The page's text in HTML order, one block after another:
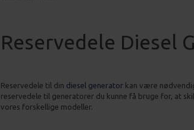
Reservedele Diesel
Reservedele til din diesel generatorkan være
reservedele til generatorer du kunne få bruge for, at
vores forskellige modeller.